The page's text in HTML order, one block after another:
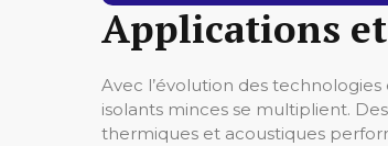
Applications
Avec l’évolution des
isolants minces se multiplient. Des
thermiques et acoustiques